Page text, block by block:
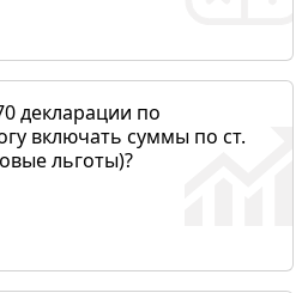
декларации по
включать суммы по ст.
льготы)?